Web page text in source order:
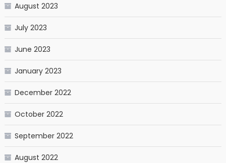
August 2023
July 2023
June 2023
January 2023
December 2022
October 2022
September 2022
August 2022